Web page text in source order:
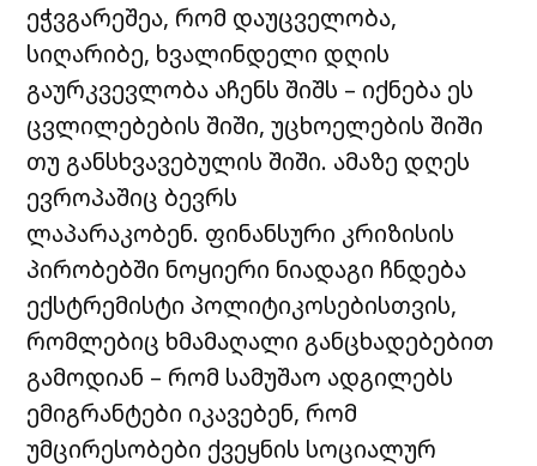
ეჭვგარეშეა, რომ დაუცველობა,
სიღარიბე, ხვალინდელი დღის
გაურკვევლობა აჩენს შიშს – იქნება ეს
ცვლილებების შიში, უცხოელების შიში
თუ განსხვავებულის შიში. ამაზე დღეს
ევროპაშიც ბევრს
ლაპარაკობენ. ფინანსური კრიზისის
პირობებში ნოყიერი ნიადაგი ჩნდება
ექსტრემისტი პოლიტიკოსებისთვის,
რომლებიც ხმამაღალი განცხადებებით
გამოდიან – რომ სამუშაო ადგილებს
ემიგრანტები იკავებენ, რომ
უმცირესობები ქვეყნის სოციალურ